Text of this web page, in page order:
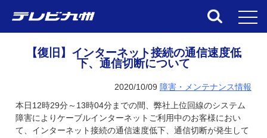
【復旧】インターネット接続の通信速度低
下、通信切断について
2020/10/09 障害・メンテナンス情報
本日12時29分～13時04分までの間、弊社上位回線のシステム
障害によりケーブルインターネットご利用中のお客様におい
て、インターネット接続の通信速度低下、通信切断が発生して